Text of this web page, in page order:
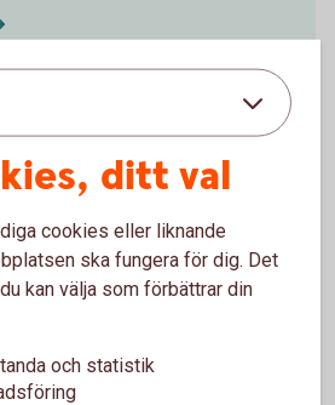
ditt val
cookies eller liknande
ska fungera för dig. Det
kan välja som förbättrar din
och statistik